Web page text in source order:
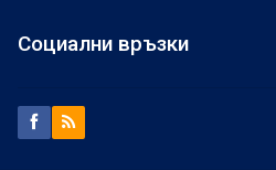
Социални връзки